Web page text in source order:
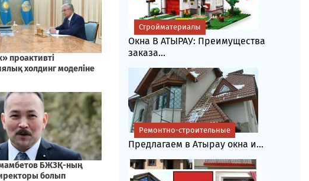
Окна В АТЫРАУ: Преимущества
заказа...
Стройматериалы
Предлагаем в Атырау окна и...
Ремонтно-строительные